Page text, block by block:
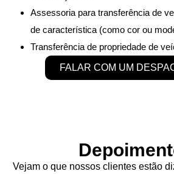
Assessoria para transferência de
de característica (como cor ou
Transferência de propriedade de
FALAR COM UM
Vejam o que nossos clientes estão